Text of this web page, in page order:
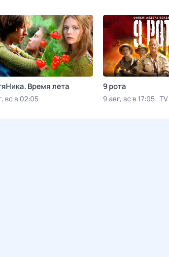
Время лета
вс в 02:05
9 рота
9 авг, вс в 17:05